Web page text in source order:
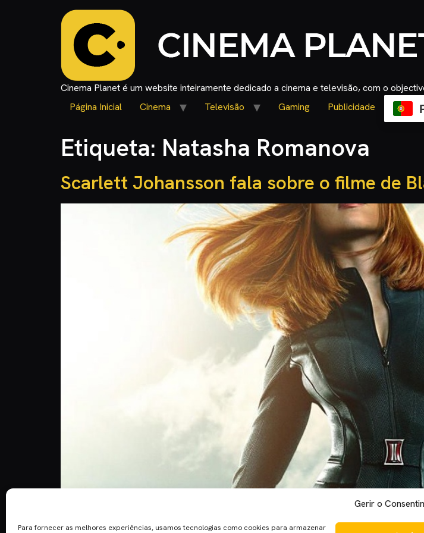
Gerir o
Para fornecer as melhores experiências, usamos tecnologias como cookies para armazenar
Cinema Planet é um website inteiramente dedicado a cinema e televisão, com o
Página Inicial
Cinema Televisão Gaming Publicidade
Etiqueta: Natasha Romanova
Scarlett Johansson fala sobre o filme de
filme. A heroína ruiva dos Avengers irá, desta vez, contar a sua própria história. Há já